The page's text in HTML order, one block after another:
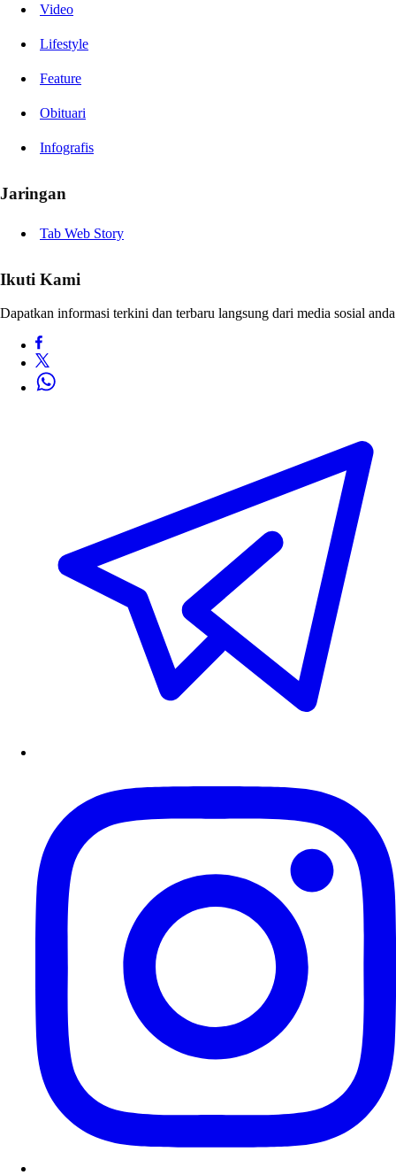
Video
Lifestyle
Feature
Obituari
Infografis
Jaringan
Tab Web Story
Ikuti Kami
Dapatkan informasi terkini dan terbaru langsung dari media sosial anda